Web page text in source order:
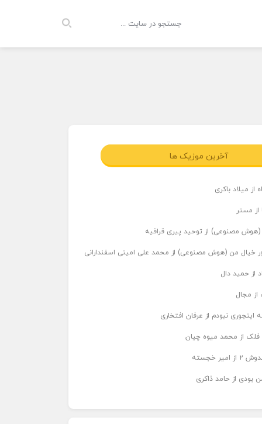
آخرین موزیک ها
از میلاد باکری
از مستر
(هوش مصنوعی) از توحید پیری قراقیه
خیال من (هوش مصنوعی) از محمد علی امینی اسفندارانی
از حمید دال
از مجال
اینجوری نبودم از عرفان افتخاری
فلک از محمد میوه چیان
خجسته
بودی از حامد ذاکری